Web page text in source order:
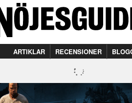
ARTIKLAR RECENSIONER